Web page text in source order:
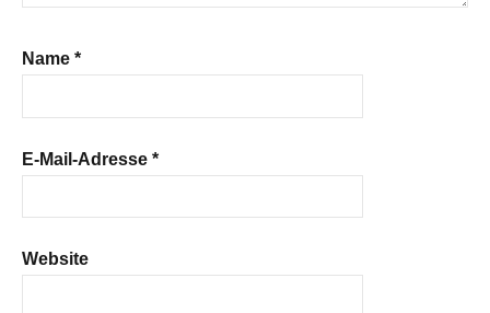
Name *
E-Mail-Adresse *
Website